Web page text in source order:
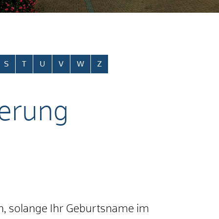
S T U V W Z
solange Ihr Geburtsname im